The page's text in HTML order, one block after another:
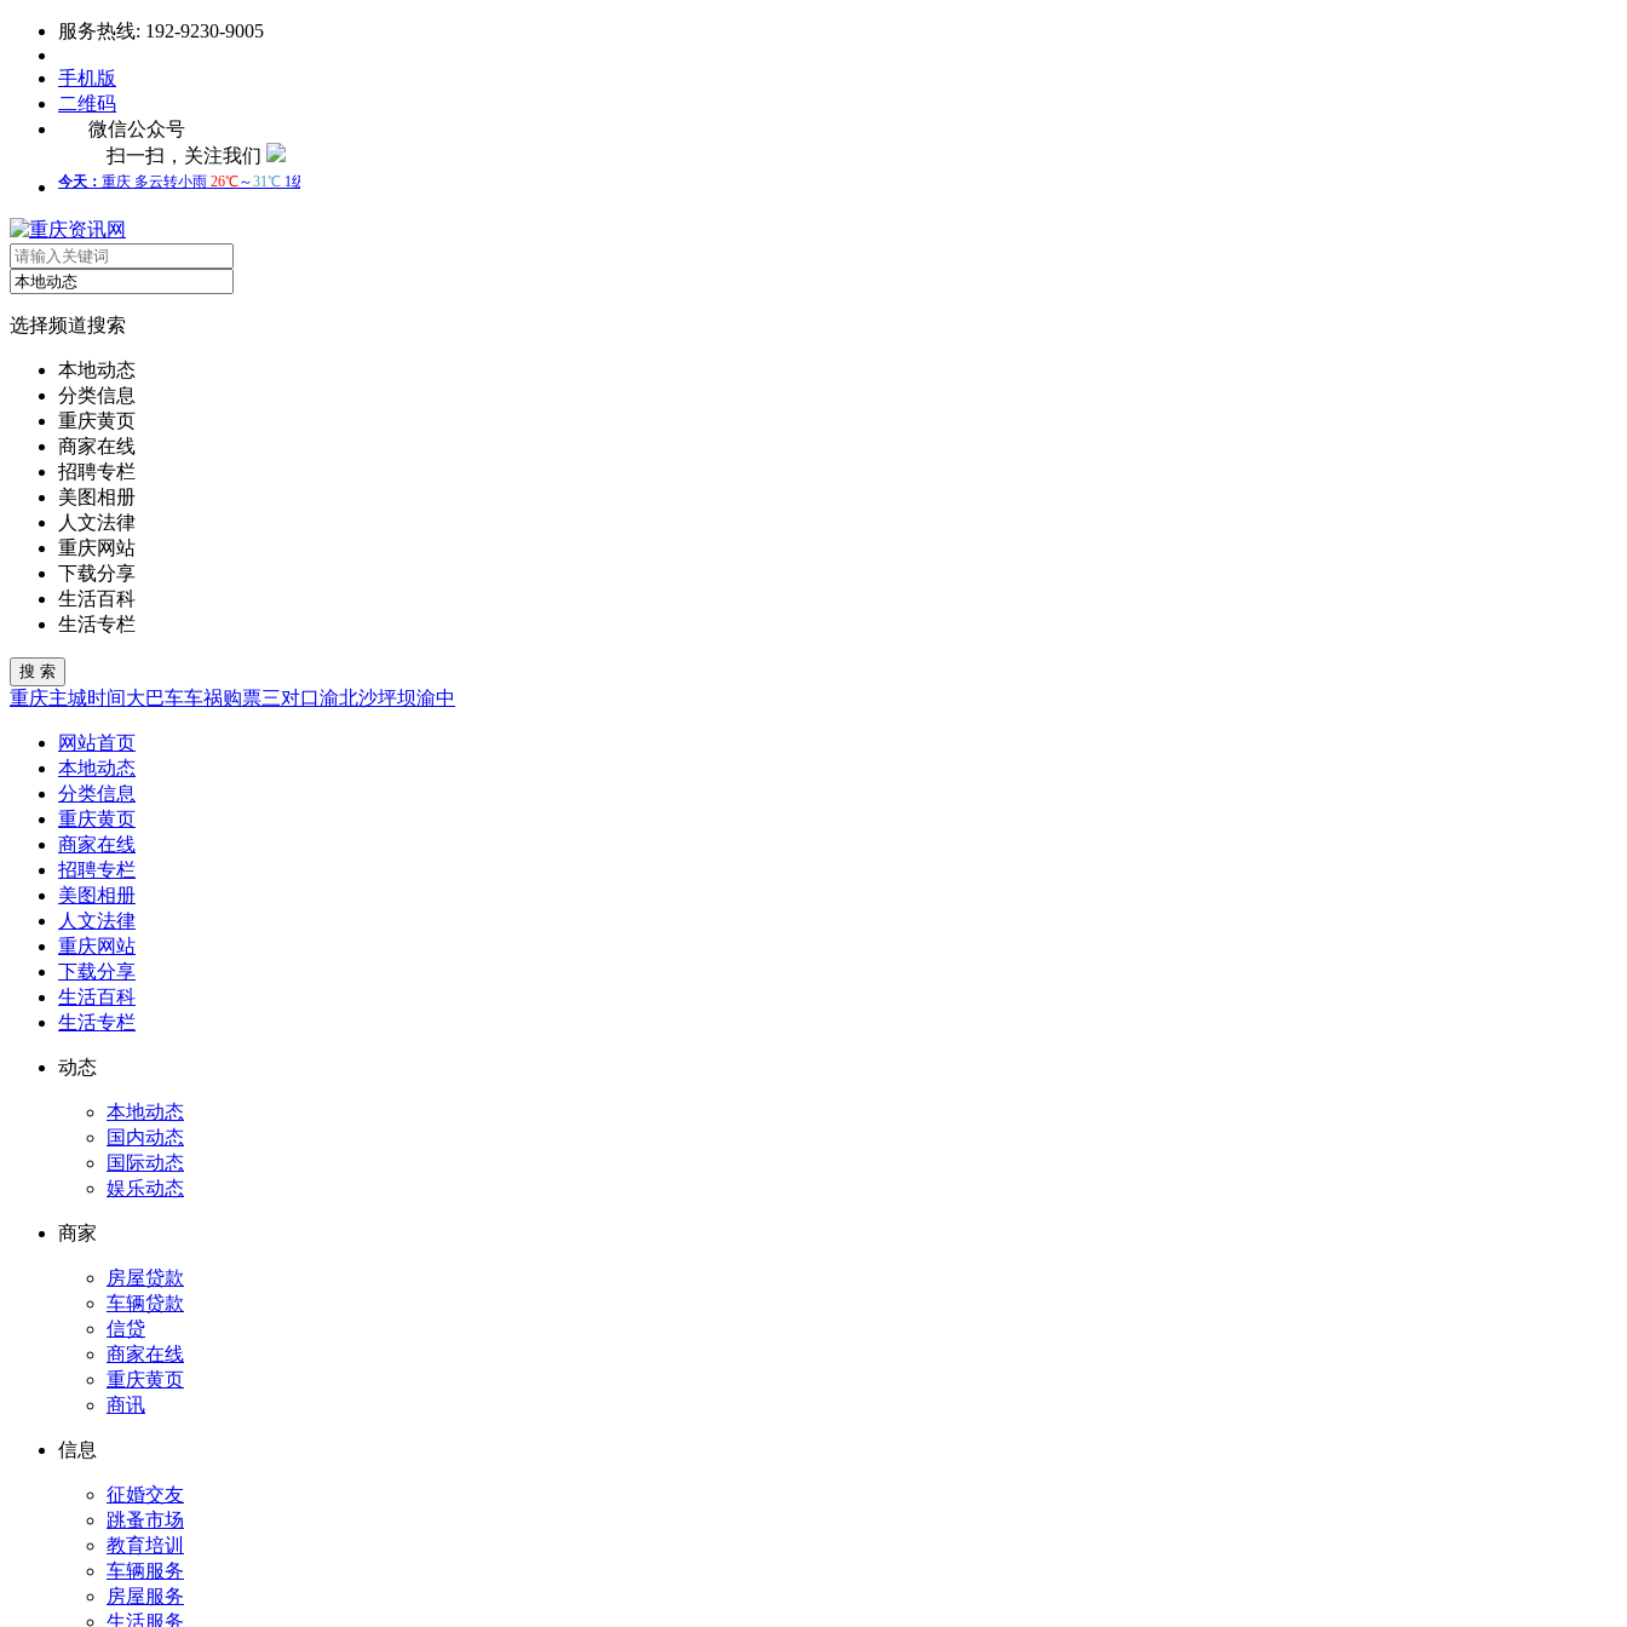
服务热线: 192-9230-9005
手机版
二维码
微信公众号
扫一扫，关注我们
选择频道搜索
本地动态
分类信息
重庆黄页
商家在线
招聘专栏
美图相册
人文法律
重庆网站
下载分享
生活百科
生活专栏
重庆主城时间大巴车车祸购票三对口渝北沙坪坝渝中
网站首页
本地动态
分类信息
重庆黄页
商家在线
招聘专栏
美图相册
人文法律
重庆网站
下载分享
生活百科
生活专栏
动态
本地动态
国内动态
国际动态
娱乐动态
商家
房屋贷款
车辆贷款
信贷
商家在线
重庆黄页
商讯
信息
征婚交友
跳蚤市场
教育培训
车辆服务
房屋服务
生活服务